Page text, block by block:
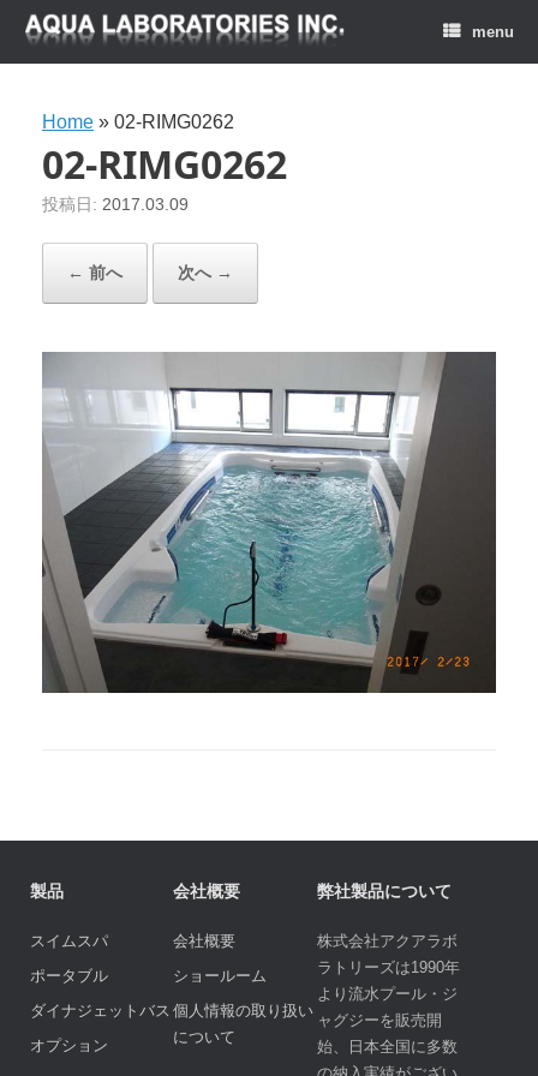
menu
Home » 02-RIMG0262
02-RIMG0262
投稿日: 2017.03.09
← 前へ 次へ →
製品
スイムスパ
ポータブル
ダイナジェットバス
オプション
会社概要
会社概要
ショールーム
個人情報の取り扱い
について
弊社製品について
株式会社アクアラボ
ラトリーズは1990年
より流水プール・ジ
ャグジーを販売開
始、日本全国に多数
の納入実績がござい